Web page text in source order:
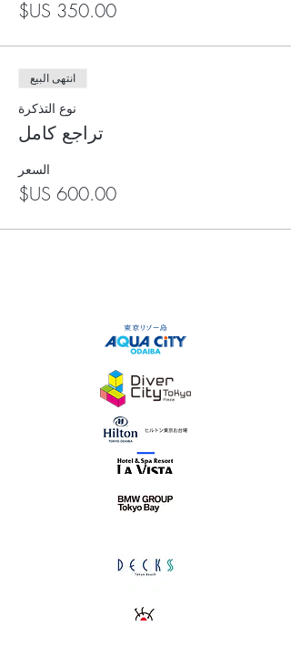
انتهى البيع
نوع التذكرة
تراجع كامل
السعر